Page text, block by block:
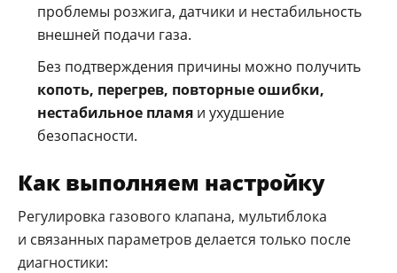
проблемы розжига, датчики и нестабильность
внешней подачи газа.
Без подтверждения причины можно получить
копоть, перегрев, повторные ошибки,
нестабильное пламя и ухудшение
безопасности.
Как выполняем настройку
Регулировка газового клапана, мультиблока
и связанных параметров делается только после
диагностики: